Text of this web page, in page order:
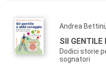
Andrea
SII GENTILE
Dodici storie
sognatori